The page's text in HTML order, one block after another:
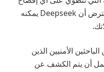
عن البيانات الشخصية. يجب أن تفترض أن Deepseek يمكنه
الأمنيين الذين
أن يتم الكشف عن